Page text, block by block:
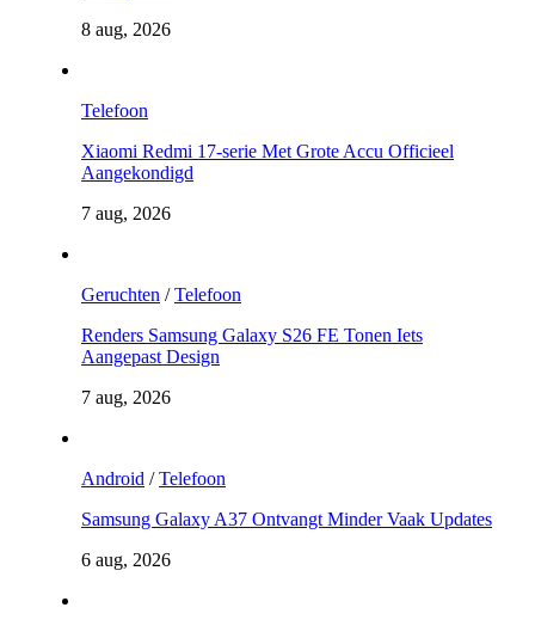
8 aug, 2026
Telefoon
Xiaomi Redmi 17-serie Met Grote Accu Officieel
Aangekondigd
7 aug, 2026
Geruchten /Telefoon
Renders Samsung Galaxy S26 FE Tonen Iets
Aangepast Design
7 aug, 2026
Android /Telefoon
Samsung Galaxy A37 Ontvangt Minder Vaak Updates
6 aug, 2026